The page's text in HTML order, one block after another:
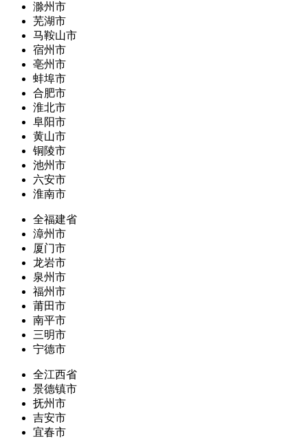
滁州市
芜湖市
马鞍山市
宿州市
亳州市
蚌埠市
合肥市
淮北市
阜阳市
黄山市
铜陵市
池州市
六安市
淮南市
全福建省
漳州市
厦门市
龙岩市
泉州市
福州市
莆田市
南平市
三明市
宁德市
全江西省
景德镇市
抚州市
吉安市
宜春市